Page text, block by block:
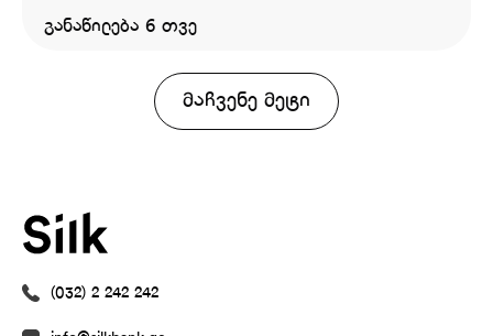
განაწილება 6 თვე
მაჩვენე მეტი
(032) 2 242 242